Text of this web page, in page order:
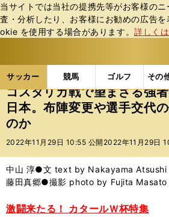
当サイトでは当社の提携先等がお客様の
査・分析したり、お客様にお勧めの広告
okie を使⽤する場合があります。詳しく
サッカー 競馬 ゴルフ その
ス
ポ
ル
テ
ー
バ
サッカーの記事一覧 サッカー
コスタリカ戦で望まざる強
日本。布陣変更や選手交代
のか
2022年11月29日 10:55 公開 2022年11月29日
中山 淳●文 text by Nakayama Atsushi
藤田真郷●撮影 photo by Fujita Masato
激闘来たる！ カタールＷ杯特集